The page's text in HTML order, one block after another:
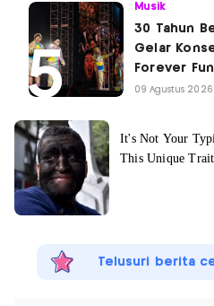
Musik
30 Tahun
Gelar
Forever Fun
09 Agustus 2026
Telusuri berita